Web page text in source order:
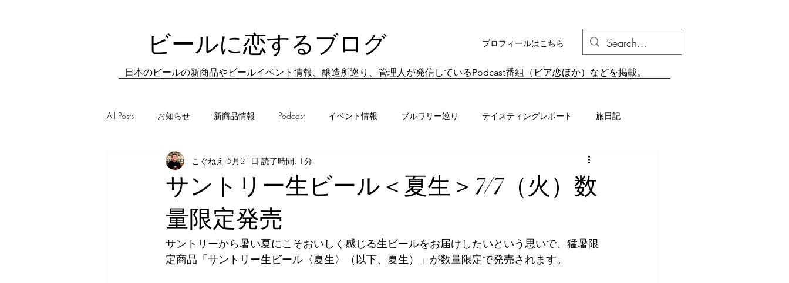
ビールに恋するブログ プロフィールはこちら
日本のビールの新商品やビールイベント情報、醸造所巡り、管理人が発信しているPodcast番組（ビア恋ほか）などを掲載。
All Posts お知らせ 新商品情報 Podcast イベント情報 ブルワリー巡り テイスティングレポート 旅日記
日常の飲み歩き ビール業界情報
サントリー生ビール＜夏生＞7/7（火）数
量限定発売
こぐねえ 5月21日 読了時間: 1分
サントリーから暑い夏にこそおいしく感じる生ビールをお届けしたいという思いで、猛暑限
定商品「サントリー生ビール〈夏生〉（以下、夏生）」が数量限定で発売されます。